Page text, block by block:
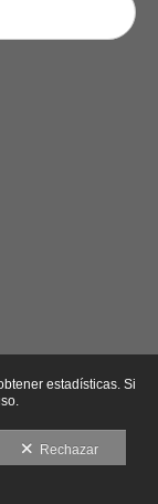
estadísticas. Si
Rechazar